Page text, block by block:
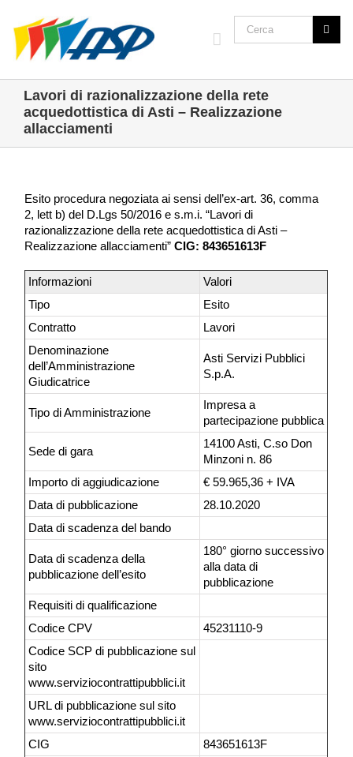
Lavori di razionalizzazione della rete
acquedottistica di Asti – Realizzazione
allacciamenti
Esito procedura negoziata ai sensi dell’ex-art. 36, comma
2, lett b) del D.Lgs 50/2016 e s.m.i. “Lavori di
razionalizzazione della rete acquedottistica di Asti –
Realizzazione allacciamenti”CIG: 843651613F
Informazioni
Valori
Tipo
Esito
Contratto
Lavori
Denominazione
dell’Amministrazione
Giudicatrice
Asti Servizi Pubblici
S.p.A.
Tipo di Amministrazione
Impresa a
partecipazione pubblica
Sede di gara
14100 Asti, C.so Don
Minzoni n. 86
Importo di aggiudicazione
€ 59.965,36 + IVA
Data di pubblicazione
28.10.2020
Data di scadenza del bando
Data di scadenza della
pubblicazione dell’esito
180° giorno successivo
alla data di
pubblicazione
Requisiti di qualificazione
Codice CPV
45231110-9
Codice SCP di pubblicazione sul
sito
www.serviziocontrattipubblici.it
URL di pubblicazione sul sito
www.serviziocontrattipubblici.it
CIG
843651613F